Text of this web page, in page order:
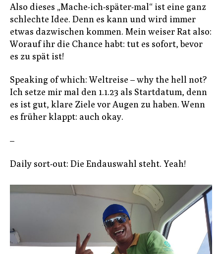
Also dieses „Mache-ich-später-mal“ ist eine ganz
schlechte Idee. Denn es kann und wird immer
etwas dazwischen kommen. Mein weiser Rat also:
Worauf ihr die Chance habt: tut es sofort, bevor
es zu spät ist!
Speaking of which: Weltreise – why the hell not?
Ich setze mir mal den 1.1.23 als Startdatum, denn
es ist gut, klare Ziele vor Augen zu haben. Wenn
es früher klappt: auch okay.
–
Daily sort-out: Die Endauswahl steht. Yeah!